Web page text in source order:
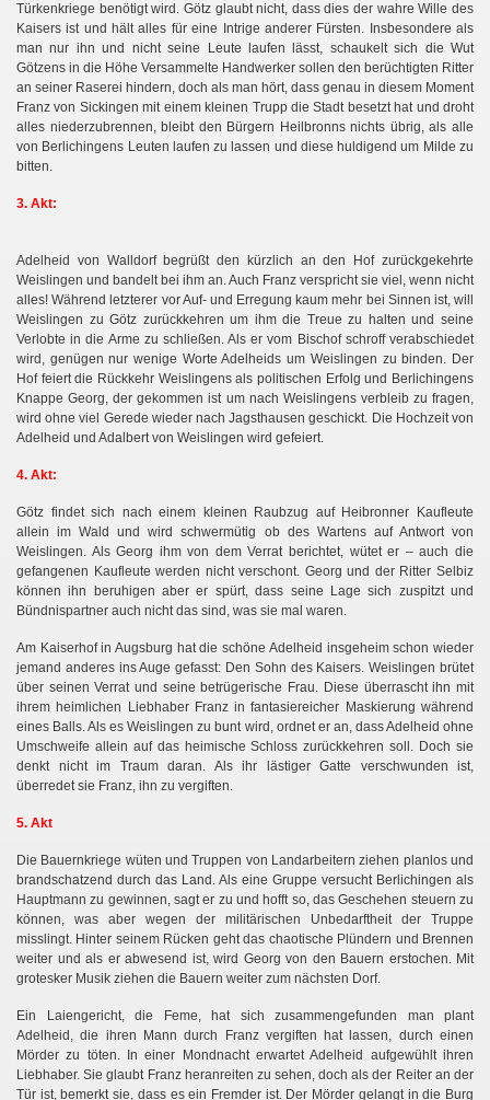
Türkenkriege benötigt wird. Götz glaubt nicht, dass dies der wahre Wille des
Kaisers ist und hält alles für eine Intrige anderer Fürsten. Insbesondere als
man nur ihn und nicht seine Leute laufen lässt, schaukelt sich die Wut
Götzens in die Höhe Versammelte Handwerker sollen den berüchtigten Ritter
an seiner Raserei hindern, doch als man hört, dass genau in diesem Moment
Franz von Sickingen mit einem kleinen Trupp die Stadt besetzt hat und droht
alles niederzubrennen, bleibt den Bürgern Heilbronns nichts übrig, als alle
von Berlichingens Leuten laufen zu lassen und diese huldigend um Milde zu
bitten.
3. Akt:
Adelheid von Walldorf begrüßt den kürzlich an den Hof zurückgekehrte
Weislingen und bandelt bei ihm an. Auch Franz verspricht sie viel, wenn nicht
alles! Während letzterer vor Auf- und Erregung kaum mehr bei Sinnen ist, will
Weislingen zu Götz zurückkehren um ihm die Treue zu halten und seine
Verlobte in die Arme zu schließen. Als er vom Bischof schroff verabschiedet
wird, genügen nur wenige Worte Adelheids um Weislingen zu binden. Der
Hof feiert die Rückkehr Weislingens als politischen Erfolg und Berlichingens
Knappe Georg, der gekommen ist um nach Weislingens verbleib zu fragen,
wird ohne viel Gerede wieder nach Jagsthausen geschickt. Die Hochzeit von
Adelheid und Adalbert von Weislingen wird gefeiert.
4. Akt:
Götz findet sich nach einem kleinen Raubzug auf Heibronner Kaufleute
allein im Wald und wird schwermütig ob des Wartens auf Antwort von
Weislingen. Als Georg ihm von dem Verrat berichtet, wütet er – auch die
gefangenen Kaufleute werden nicht verschont. Georg und der Ritter Selbiz
können ihn beruhigen aber er spürt, dass seine Lage sich zuspitzt und
Bündnispartner auch nicht das sind, was sie mal waren.
Am Kaiserhof in Augsburg hat die schöne Adelheid insgeheim schon wieder
jemand anderes ins Auge gefasst: Den Sohn des Kaisers. Weislingen brütet
über seinen Verrat und seine betrügerische Frau. Diese überrascht ihn mit
ihrem heimlichen Liebhaber Franz in fantasiereicher Maskierung während
eines Balls. Als es Weislingen zu bunt wird, ordnet er an, dass Adelheid ohne
Umschweife allein auf das heimische Schloss zurückkehren soll. Doch sie
denkt nicht im Traum daran. Als ihr lästiger Gatte verschwunden ist,
überredet sie Franz, ihn zu vergiften.
5. Akt
Die Bauernkriege wüten und Truppen von Landarbeitern ziehen planlos und
brandschatzend durch das Land. Als eine Gruppe versucht Berlichingen als
Hauptmann zu gewinnen, sagt er zu und hofft so, das Geschehen steuern zu
können, was aber wegen der militärischen Unbedarftheit der Truppe
misslingt. Hinter seinem Rücken geht das chaotische Plündern und Brennen
weiter und als er abwesend ist, wird Georg von den Bauern erstochen. Mit
grotesker Musik ziehen die Bauern weiter zum nächsten Dorf.
Ein Laiengericht, die Feme, hat sich zusammengefunden man plant
Adelheid, die ihren Mann durch Franz vergiften hat lassen, durch einen
Mörder zu töten. In einer Mondnacht erwartet Adelheid aufgewühlt ihren
Liebhaber. Sie glaubt Franz heranreiten zu sehen, doch als der Reiter an der
Tür ist, bemerkt sie, dass es ein Fremder ist. Der Mörder gelangt in die Burg